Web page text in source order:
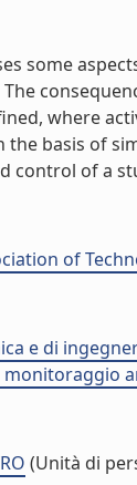
some
The
where
the basis of
control of a
of
e di
(Unità di